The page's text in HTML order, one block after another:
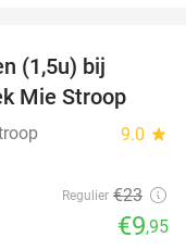
(1,5u) bij
Mie Stroop
9.0 star
Regulier €23
€9,95